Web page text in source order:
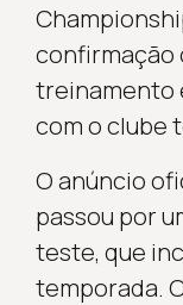
confirmação
treinamento
com o clube
O anúncio
passou por
teste, que
temporada.